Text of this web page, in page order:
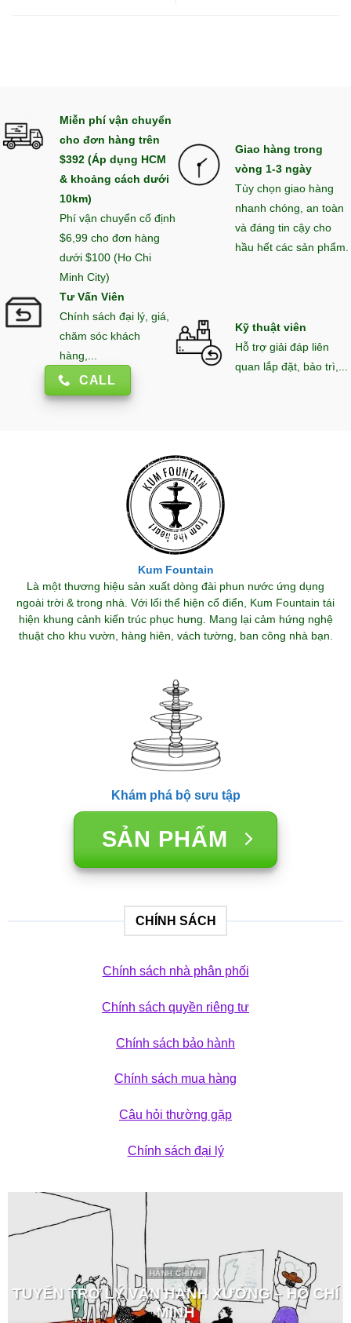
Miễn phí vận chuyển
cho đơn hàng trên
$392 (Áp dụng HCM
& khoảng cách dưới
10km)
Phí vận chuyển cố định
$6,99 cho đơn hàng
dưới $100 (Ho Chi
Minh City)
Giao hàng trong
vòng 1-3 ngày
Tùy chọn giao hàng
nhanh chóng, an toàn
và đáng tin cậy cho
hầu hết các sản phẩm.
Tư Vấn Viên
Chính sách đại lý, giá,
chăm sóc khách
hàng,...
CALL
Kỹ thuật viên
Hỗ trợ giải đáp liên
quan lắp đặt, bảo trì,...
Kum Fountain
Là một thương hiệu sản xuất dòng đài phun nước ứng dụng
ngoài trời & trong nhà. Với lối thể hiện cổ điển, Kum Fountain tái
hiện khung cảnh kiến trúc phục hưng. Mang lại cảm hứng nghệ
thuật cho khu vườn, hàng hiên, vách tường, ban công nhà bạn.
Khám phá bộ sưu tập
SẢN PHẨM
CHÍNH SÁCH
Chính sách nhà phân phối
Chính sách quyền riêng tư
Chính sách bảo hành
Chính sách mua hàng
Câu hỏi thường gặp
Chính sách đại lý
HÀNH CHÍNH
TUYỂN TRỢ LÝ VẬN HÀNH XƯỞNG – HỒ CHÍ
MINH